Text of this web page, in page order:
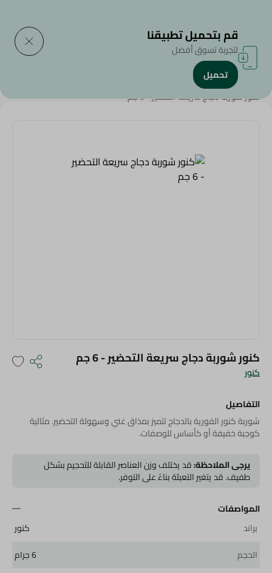
الرئيسية/منتجات البقالة
كنور شوربة دجاج سريعة التحضير - 6 جم
كنور
كنور شوربة دجاج سريعة التحضير - 6 جم
التفاصيل
شوربة كنور الفورية بالدجاج تتميز بمذاق غني وسهولة التحضير. مثالية
كوجبة خفيفة أو كأساس للوصفات.
يرجى الملاحظة:قد يختلف وزن العناصر القابلة للتحجيم بشكل
طفيف. قد يتغير التعبئة بناءً على التوفر.
المواصفات
براند
كنور
الحجم
6 جرام
قم بتحميل تطبيقنا
لتجربة تسوق أفضل
تحميل